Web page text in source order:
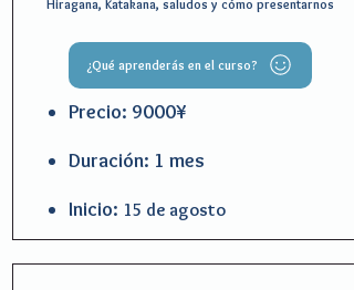
Hiragana, Katakana, saludos y cómo presentarnos
¿Qué aprenderás en el curso?
Precio: 9000¥
Duración: 1 mes
Inicio: 15 de agosto